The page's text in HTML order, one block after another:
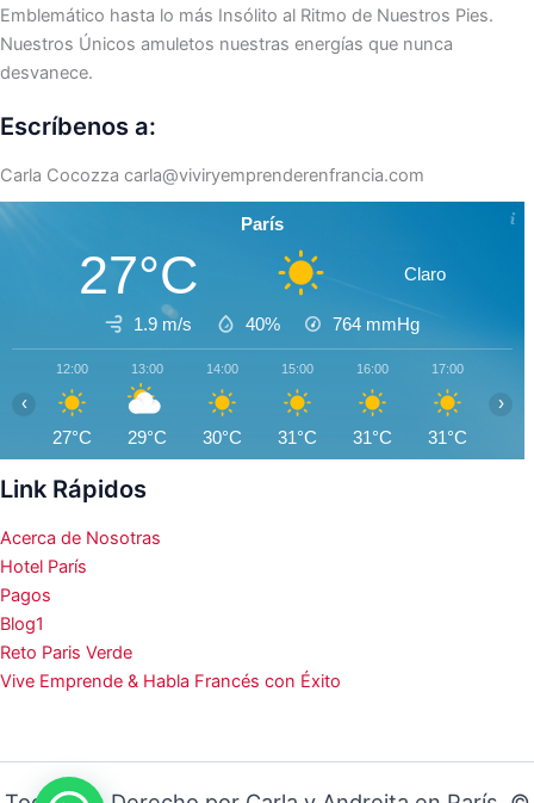
Emblemático hasta lo más Insólito al Ritmo de Nuestros Pies.
Nuestros Únicos amuletos nuestras energías que nunca
desvanece.
Escríbenos a:
Carla Cocozza carla@viviryemprenderenfrancia.com
París
27°C Claro
1.9 m/s 40% 764 mmHg
12:00
27°C
13:00
29°C
14:00
30°C
15:00
31°C
16:00
31°C
17:00
31°C
‹ ›
Link Rápidos
Acerca de Nosotras
Hotel París
Pagos
Blog1
Reto Paris Verde
Vive Emprende & Habla Francés con Éxito